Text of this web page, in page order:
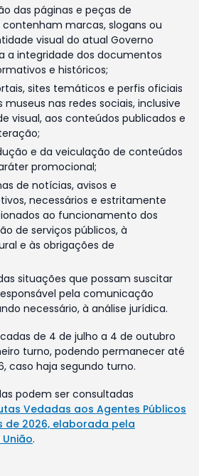
das páginas e peças de
marcas, slogans ou
visual do atual Governo
a integridade dos documentos
e históricos;
sites temáticos e perfis oficiais
museus nas redes sociais, inclusive
visual, aos conteúdos publicados e
e da veiculação de conteúdos
promocional;
de notícias, avisos e
necessários e estritamente
ao funcionamento dos
de serviços públicos, à
e às obrigações de
situações que possam suscitar
pela comunicação
necessário, à análise jurídica.
de 4 de julho a 4 de outubro
turno, podendo permanecer até
caso haja segundo turno.
podem ser consultadas
Vedadas aos Agentes Públicos
de 2026, elaborada pela
.